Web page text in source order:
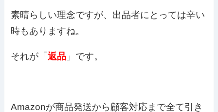
素晴らしい理念ですが、出品者にとっては辛い
時もありますね。
それが「返品 」です。
Amazonが商品発送から顧客対応まで全て引き